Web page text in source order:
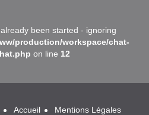
been started - ignoring
production/workspace/chat-
on line 12
Accueil Mentions Légales